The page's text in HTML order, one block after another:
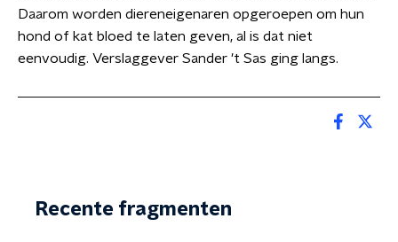
Daarom worden diereneigenaren opgeroepen om hun
hond of kat bloed te laten geven, al is dat niet
eenvoudig. Verslaggever Sander 't Sas ging langs.
Recente fragmenten